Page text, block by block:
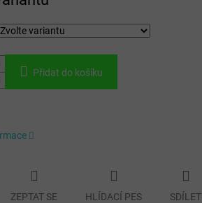
Přidat do košíku
ZEPTAT SE HLÍDACÍ PES SDÍLET